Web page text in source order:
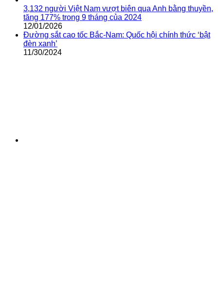
3,132 người Việt Nam vượt biên qua Anh bằng thuyền,
tăng 177% trong 9 tháng của 2024
12/01/2026
Đường sắt cao tốc Bắc-Nam: Quốc hội chính thức ‘bật
đèn xanh’
11/30/2024